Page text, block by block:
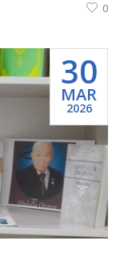
0
30
MAR
2026